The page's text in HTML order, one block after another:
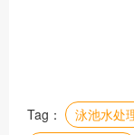
Tag： 泳池水处